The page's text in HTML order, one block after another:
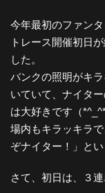
今年最初のファン
トレース開催初日
した。
バンクの照明がキ
いていて、ナイタ
は大好きです（*^_^*
場内もキラッキラ
ぞナイター！」と
さて、初日は、３